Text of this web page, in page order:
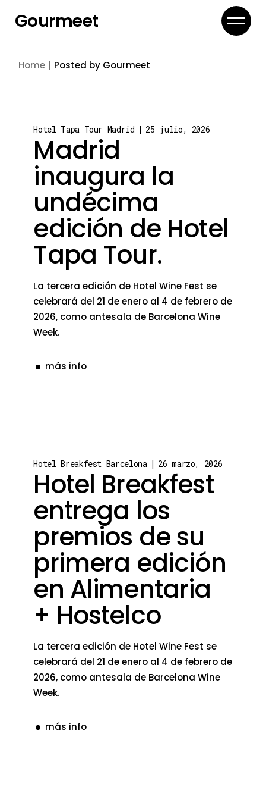
content
Gourmeet
Home Posted by Gourmeet
Hotel Tapa Tour Madrid 25 julio, 2026
Madrid
inaugura la
undécima
edición de Hotel
Tapa Tour.
La tercera edición de Hotel Wine Fest se
celebrará del 21 de enero al 4 de febrero de
2026, como antesala de Barcelona Wine
Week.
más info
Hotel Breakfest Barcelona 26 marzo, 2026
Hotel Breakfest
entrega los
premios de su
primera edición
en Alimentaria
+ Hostelco
La tercera edición de Hotel Wine Fest se
celebrará del 21 de enero al 4 de febrero de
2026, como antesala de Barcelona Wine
Week.
más info